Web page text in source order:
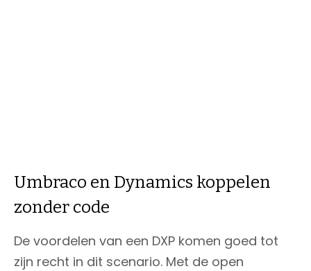
Umbraco en Dynamics koppelen
zonder code
De voordelen van een DXP komen goed tot
zijn recht in dit scenario. Met de open